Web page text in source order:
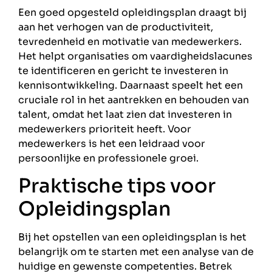
Een goed opgesteld opleidingsplan draagt bij
aan het verhogen van de productiviteit,
tevredenheid en motivatie van medewerkers.
Het helpt organisaties om vaardigheidslacunes
te identificeren en gericht te investeren in
kennisontwikkeling. Daarnaast speelt het een
cruciale rol in het aantrekken en behouden van
talent, omdat het laat zien dat investeren in
medewerkers prioriteit heeft. Voor
medewerkers is het een leidraad voor
persoonlijke en professionele groei.
Praktische tips voor
Opleidingsplan
Bij het opstellen van een opleidingsplan is het
belangrijk om te starten met een analyse van de
huidige en gewenste competenties. Betrek